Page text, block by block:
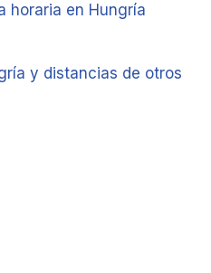
horaria en Hungría
y distancias de otros